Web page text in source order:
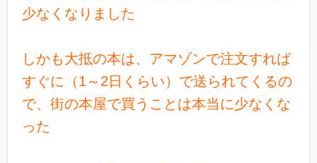
少なくなりました
しかも大抵の本は、アマゾンで注文すれば
すぐに（1～2日くらい）で送られてくるの
で、街の本屋で買うことは本当に少なくな
った